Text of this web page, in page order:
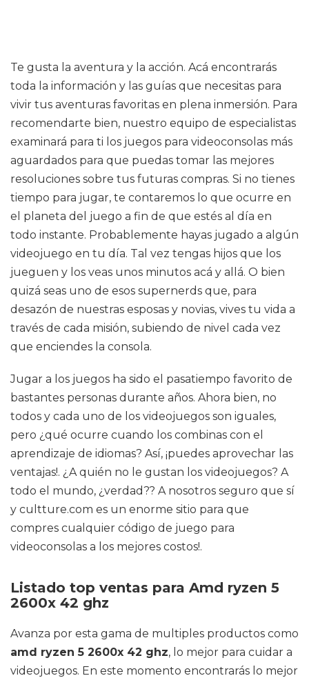
Te gusta la aventura y la acción. Acá encontrarás
toda la información y las guías que necesitas para
vivir tus aventuras favoritas en plena inmersión. Para
recomendarte bien, nuestro equipo de especialistas
examinará para ti los juegos para videoconsolas más
aguardados para que puedas tomar las mejores
resoluciones sobre tus futuras compras. Si no tienes
tiempo para jugar, te contaremos lo que ocurre en
el planeta del juego a fin de que estés al día en
todo instante. Probablemente hayas jugado a algún
videojuego en tu día. Tal vez tengas hijos que los
jueguen y los veas unos minutos acá y allá. O bien
quizá seas uno de esos supernerds que, para
desazón de nuestras esposas y novias, vives tu vida a
través de cada misión, subiendo de nivel cada vez
que enciendes la consola.
Jugar a los juegos ha sido el pasatiempo favorito de
bastantes personas durante años. Ahora bien, no
todos y cada uno de los videojuegos son iguales,
pero ¿qué ocurre cuando los combinas con el
aprendizaje de idiomas? Así, ¡puedes aprovechar las
ventajas!. ¿A quién no le gustan los videojuegos? A
todo el mundo, ¿verdad?? A nosotros seguro que sí
y cultture.com es un enorme sitio para que
compres cualquier código de juego para
videoconsolas a los mejores costos!.
Listado top ventas para Amd ryzen 5
2600x 42 ghz
Avanza por esta gama de multiples productos como
amd ryzen 5 2600x 42 ghz, lo mejor para cuidar a
videojuegos. En este momento encontrarás lo mejor